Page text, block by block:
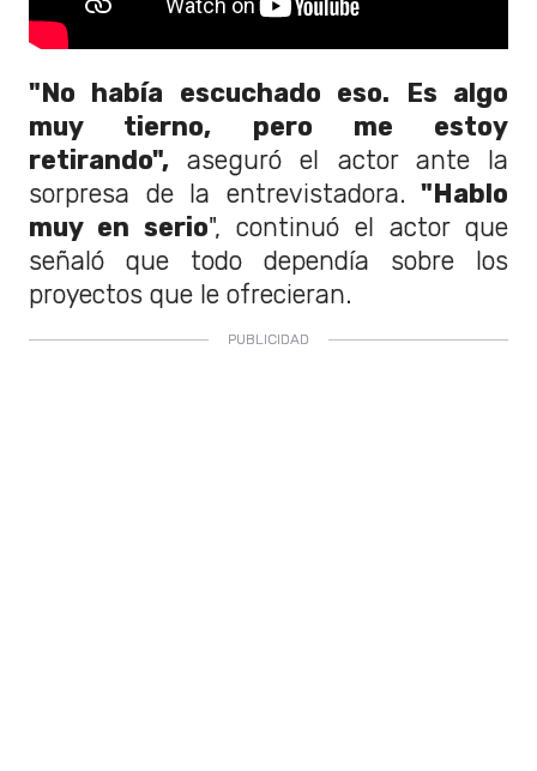
"No había escuchado eso. Es algo
muy tierno, pero me estoy
retirando", aseguró el actor ante la
sorpresa de la entrevistadora. "Hablo
muy en serio", continuó el actor que
señaló que todo dependía sobre los
proyectos que le ofrecieran.